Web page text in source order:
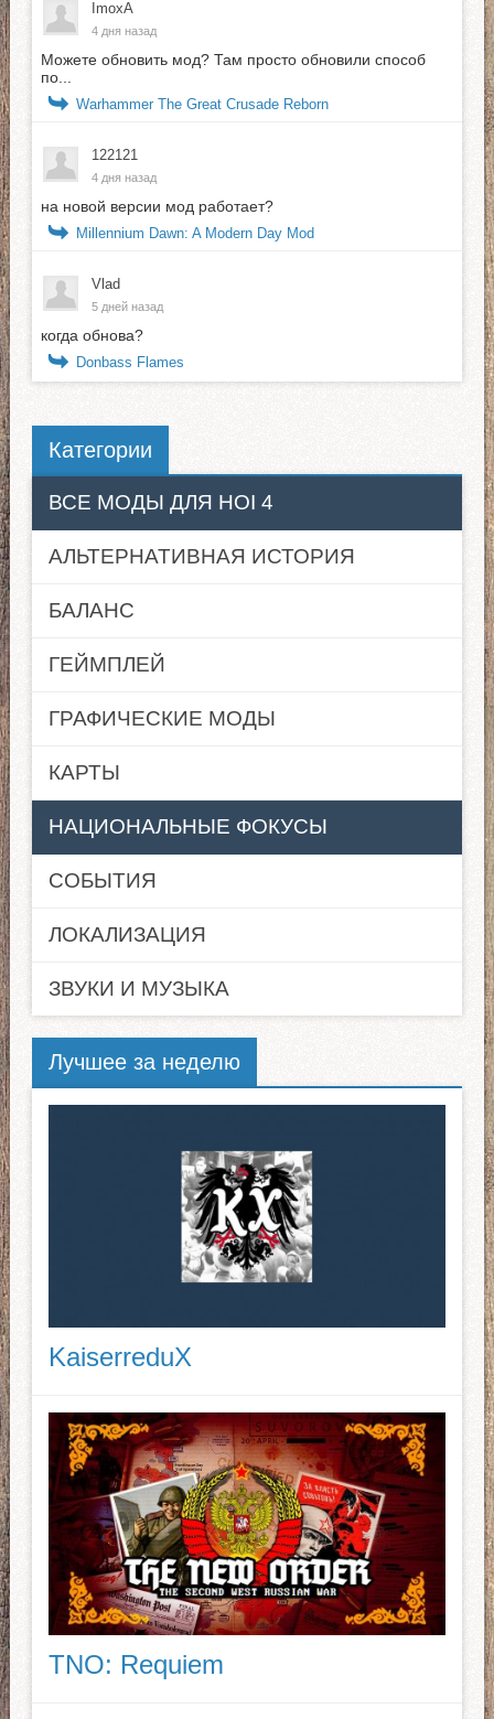
ImoxA
4 дня назад
Можете обновить мод? Там просто обновили способ
по...
Warhammer The Great Crusade Reborn
122121
4 дня назад
на новой версии мод работает?
Millennium Dawn: A Modern Day Mod
Vlad
5 дней назад
когда обнова?
Donbass Flames
Категории
ВСЕ МОДЫ ДЛЯ HOI 4
АЛЬТЕРНАТИВНАЯ ИСТОРИЯ
БАЛАНС
ГЕЙМПЛЕЙ
ГРАФИЧЕСКИЕ МОДЫ
КАРТЫ
НАЦИОНАЛЬНЫЕ ФОКУСЫ
СОБЫТИЯ
ЛОКАЛИЗАЦИЯ
ЗВУКИ И МУЗЫКА
Лучшее за неделю
KaiserreduX
TNO: Requiem